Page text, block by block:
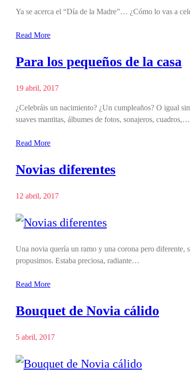
Ya se acerca el “Día de la Madre”… ¿Cómo lo vas a
Read More
Para los pequeños de la casa
19 abril, 2017
¿Celebráis un nacimiento? ¿Un cumpleaños? O igual
suaves mantitas, álbumes de fotos, sonajeros,
Read More
Novias diferentes
12 abril, 2017
Una novia quería un ramo y una corona pero
propusimos. Estaba preciosa, radiante…
Read More
Bouquet de Novia cálido
5 abril, 2017